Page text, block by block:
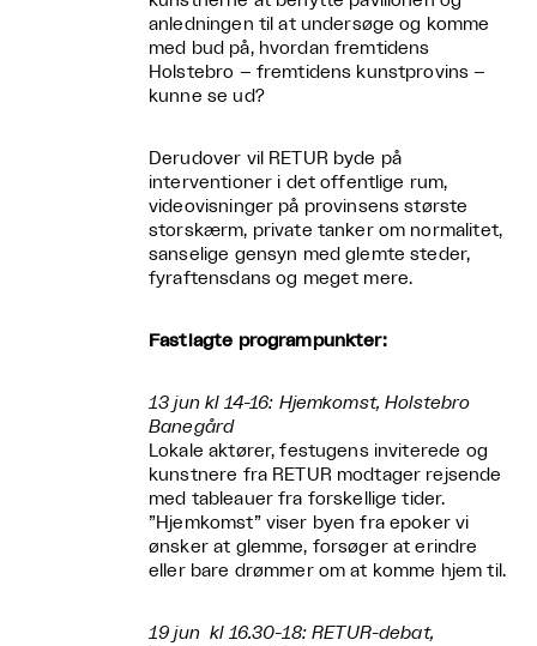
anledningen til at undersøge og komme
med bud på, hvordan fremtidens
Holstebro – fremtidens kunstprovins –
kunne se ud?
Derudover vil RETUR byde på
interventioner i det offentlige rum,
videovisninger på provinsens største
storskærm, private tanker om normalitet,
sanselige gensyn med glemte steder,
fyraftensdans og meget mere.
Fastlagte programpunkter:
13 jun kl 14-16: Hjemkomst, Holstebro
Banegård
Lokale aktører, festugens inviterede og
kunstnere fra RETUR modtager rejsende
med tableauer fra forskellige tider.
”Hjemkomst” viser byen fra epoker vi
ønsker at glemme, forsøger at erindre
eller bare drømmer om at komme hjem til.
19 jun kl 16.30-18: RETUR-debat,